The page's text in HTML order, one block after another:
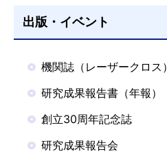
出版・イベント
機関誌（レーザークロス）
研究成果報告書（年報）
創立30周年記念誌
研究成果報告会